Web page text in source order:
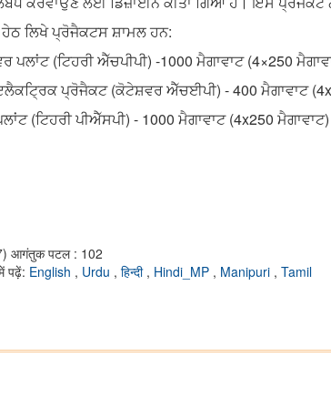
ਹੇਠ ਲਿਖੇ ਪ੍ਰੋਜੈਕਟਸ ਸ਼ਾਮਲ ਹਨ:
ਪਲਾਂਟ (ਟਿਹਰੀ ਐੱਚਪੀਪੀ) -1000 ਮੈਗਾਵਾਟ (4×250
ਪ੍ਰੋਜੈਕਟ (ਕੋਟੇਸ਼ਵਰ ਐੱਚਈਪੀ) - 400 ਮੈਗਾਵਾਟ
(ਟਿਹਰੀ ਪੀਐੱਸਪੀ) - 1000 ਮੈਗਾਵਾਟ (4x250 ਮੈਗਾਵਾਟ)
आगंतुक पटल : 102
पढ़ें: English , Urdu , हिन्दी , Hindi_MP , Manipuri , Tamil